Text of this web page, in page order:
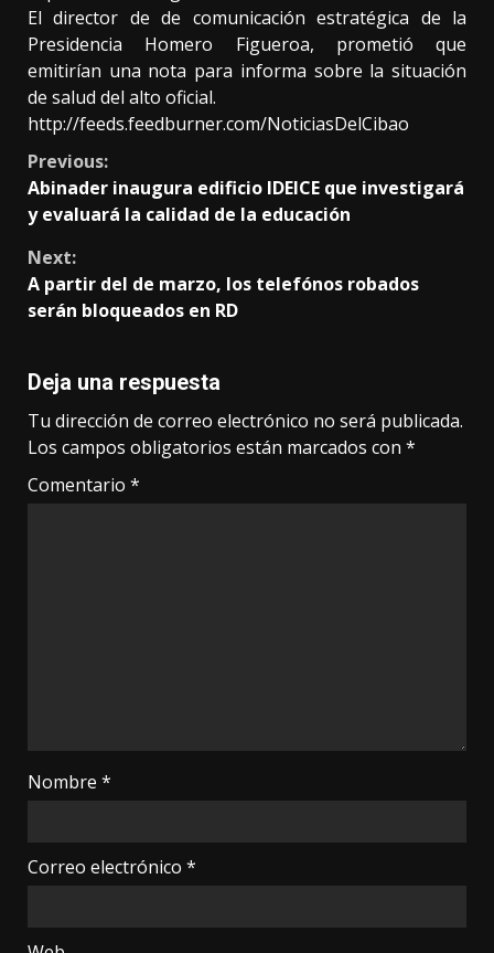
El director de de comunicación estratégica de la
Presidencia Homero Figueroa, prometió que
emitirían una nota para informa sobre la situación
de salud del alto oficial.
http://feeds.feedburner.com/NoticiasDelCibao
Continue
Reading
Previous:
Abinader inaugura edificio IDEICE que investigará
y evaluará la calidad de la educación
Next:
A partir del de marzo, los telefónos robados
serán bloqueados en RD
Deja una respuesta
Tu dirección de correo electrónico no será publicada.
Los campos obligatorios están marcados con *
Comentario *
Nombre *
Correo electrónico *